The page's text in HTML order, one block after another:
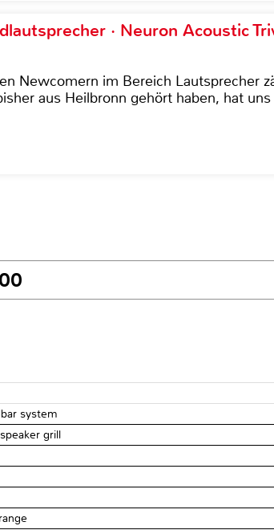
· Neuron Acoustic
Newcomern im Bereich Lautsprecher
aus Heilbronn gehört haben, hat
system
grill